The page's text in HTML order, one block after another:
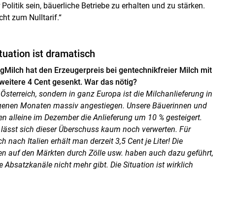
sein, bäuerliche Betriebe zu erhalten und zu stärken.
zum Nulltarif.“
ist dramatisch
hat den Erzeugerpreis bei gentechnikfreier Milch mit
4 Cent gesenkt. War das nötig?
sondern in ganz Europa ist die Milchanlieferung in
Monaten massiv angestiegen. Unsere Bäuerinnen und
alleine im Dezember die Anlieferung um 10 % gesteigert.
sich dieser Überschuss kaum noch verwerten. Für
nach Italien erhält man derzeit 3,5 Cent je Liter! Die
auf den Märkten durch Zölle usw. haben auch dazu geführt,
Absatzkanäle nicht mehr gibt. Die Situation ist wirklich